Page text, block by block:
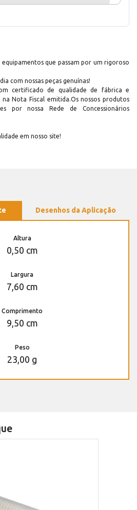
que passam por um rigoroso
com nossas peças genuínas!
certificado de qualidade de fábrica e
Nota Fiscal emitida.Os nossos produtos
por nossa Rede de Concessionários
em nosso site!
Desenhos da Aplicação
Altura
0,50 cm
Largura
7,60 cm
Comprimento
9,50 cm
Peso
23,00 g